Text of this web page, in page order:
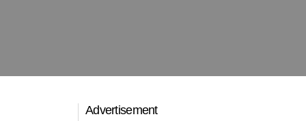
Advertisement